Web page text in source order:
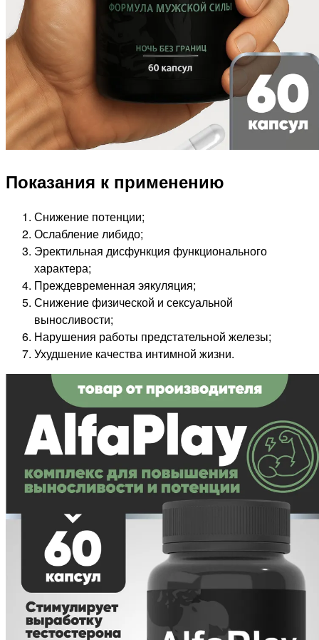
Показания к применению
Снижение потенции;
Ослабление либидо;
Эректильная дисфункция функционального
характера;
Преждевременная эякуляция;
Снижение физической и сексуальной
выносливости;
Нарушения работы предстательной железы;
Ухудшение качества интимной жизни.